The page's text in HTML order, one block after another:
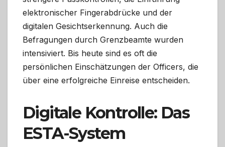
elektronischer Fingerabdrücke und der
digitalen Gesichtserkennung. Auch die
Befragungen durch Grenzbeamte wurden
intensiviert. Bis heute sind es oft die
persönlichen Einschätzungen der Officers, die
über eine erfolgreiche Einreise entscheiden.
Digitale Kontrolle: Das
ESTA-System